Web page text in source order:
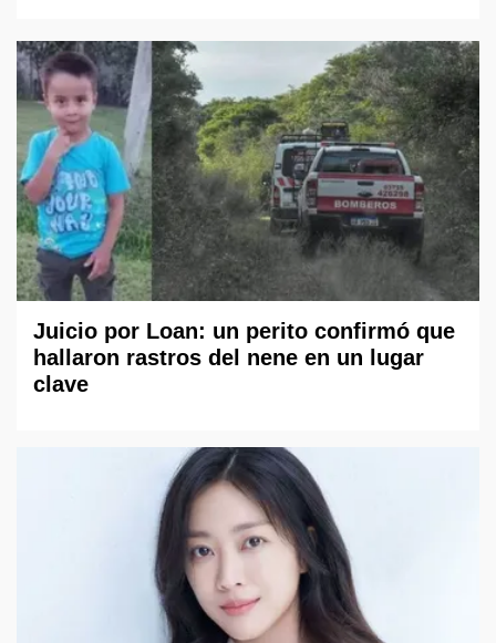
Juicio por Loan: un perito confirmó que
hallaron rastros del nene en un lugar
clave